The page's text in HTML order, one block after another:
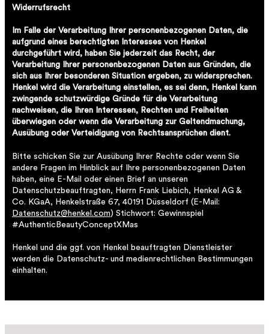
Widerrufsrecht
Im Falle der Verarbeitung Ihrer personenbezogenen Daten, die
aufgrund eines berechtigten Interesses von Henkel
durchgeführt wird, haben Sie jederzeit das Recht, der
Verarbeitung Ihrer personenbezogenen Daten aus Gründen, die
sich aus Ihrer besonderen Situation ergeben, zu widersprechen.
Henkel wird die Verarbeitung einstellen, es sei denn, Henkel kann
zwingende schutzwürdige Gründe für die Verarbeitung
nachweisen, die Ihren Interessen, Rechten und Freiheiten
überwiegen oder wenn die Verarbeitung zur Geltendmachung,
Ausübung oder Verteidigung von Rechtsansprüchen dient.
Bitte schicken Sie zur Ausübung Ihrer Rechte oder wenn Sie
andere Fragen im Hinblick auf Ihre personenbezogenen Daten
haben, eine E-Mail oder einen Brief an unseren
Datenschutzbeauftragten, Herrn Frank Liebich, Henkel AG &
Co. KGaA, Henkelstraße 67, 40191 Düsseldorf (E-Mail:
Datenschutz@henkel.com) Stichwort: Gewinnspiel
#AuthenticBeautyConceptXMas
Henkel und die ggf. von Henkel beauftragten Dienstleister
werden die Datenschutz- und medienrechtlichen Bestimmungen
einhalten.